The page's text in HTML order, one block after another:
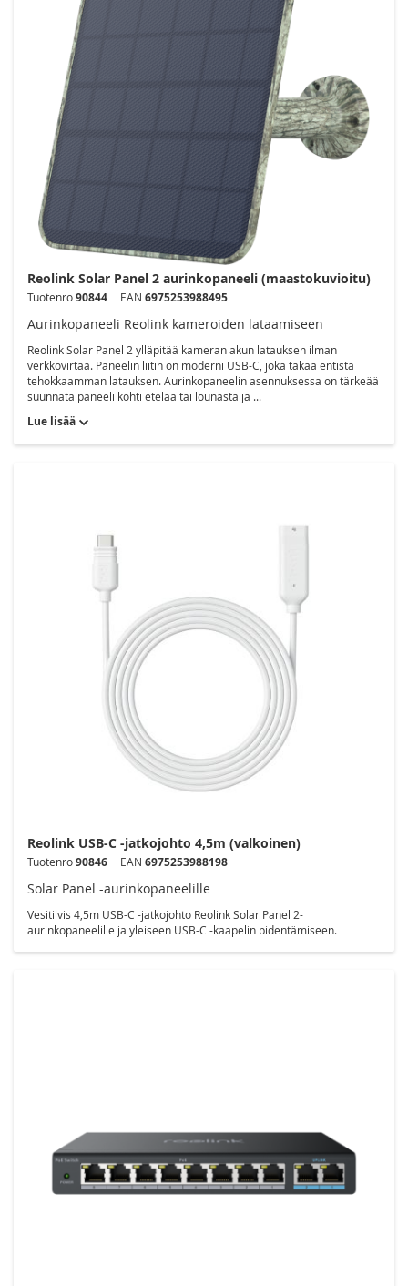
Reolink Solar Panel 2 aurinkopaneeli (maastokuvioitu)
Tuotenro90844 EAN 6975253988495
Aurinkopaneeli Reolink kameroiden lataamiseen
Reolink Solar Panel 2 ylläpitää kameran akun latauksen ilman
verkkovirtaa. Paneelin liitin on moderni USB-C, joka takaa entistä
tehokkaamman latauksen. Aurinkopaneelin asennuksessa on tärkeää
suunnata paneeli kohti etelää tai lounasta ja ...
Lue lisää
Reolink USB-C -jatkojohto 4,5m (valkoinen)
Tuotenro90846 EAN 6975253988198
Solar Panel -aurinkopaneelille
Vesitiivis 4,5m USB-C -jatkojohto Reolink Solar Panel 2-
aurinkopaneelille ja yleiseen USB-C -kaapelin pidentämiseen.